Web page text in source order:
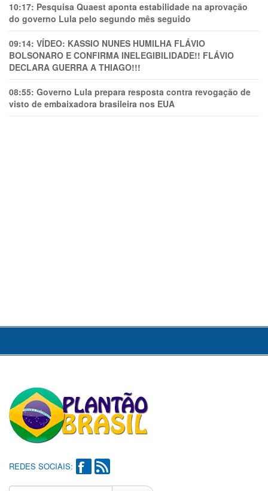
10:17: Pesquisa Quaest aponta estabilidade na aprovação
do governo Lula pelo segundo mês seguido
09:14: VÍDEO: KASSIO NUNES HUMlLHA FLÁVIO
BOLSONARO E CONFIRMA INELEGIBILIDADE!! FLÁVIO
DECLARA GUERRA A THIAGO!!!
08:55: Governo Lula prepara resposta contra revogação de
visto de embaixadora brasileira nos EUA
REDES SOCIAIS: